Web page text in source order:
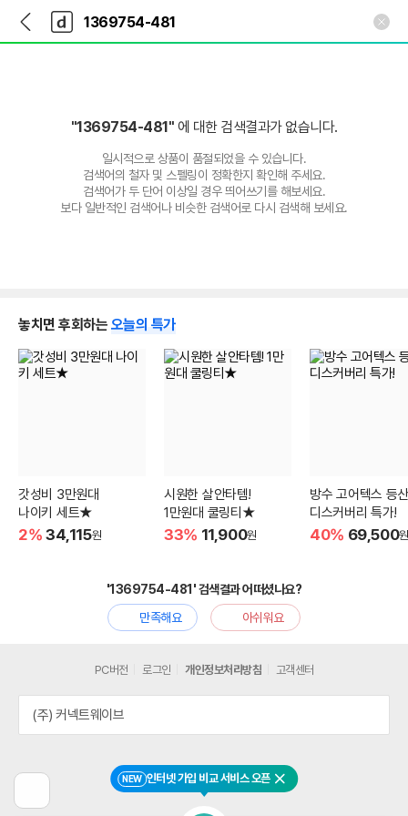
다
나
와
가
다
와
"1369754-481" 에 대한 검색결과가 없습니다.
일시적으로 상품이 품절되었을 수 있습니다.
검색어의 철자 및 스펠링이 정확한지 확인해 주세요.
검색어가 두 단어 이상일 경우 띄어쓰기를 해보세요.
보다 일반적인 검색어나 비슷한 검색어로 다시 검색해 보세요.
놓치면 후회하는 오늘의 특가
갓성비 3만원대
나이키 세트★
2% 34,115원
시원한 살안타템!
1만원대 쿨링티★
33% 11,900원
방수 고어텍스 등
디스커버리 특가!
40% 69,500원
'1369754-481' 검색결과 어떠셨나요?
만족해요
아쉬워요
전
NEW 인터넷 가입 비교 서비스 오픈 닫기
PC버전 로그인 개인정보처리방침 고객센터
(주) 커넥트웨이브